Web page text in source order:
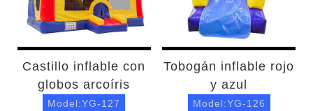
Castillo inflable con
globos arcoíris
Model:YG-127
Tobogán inflable rojo
y azul
Model:YG-126